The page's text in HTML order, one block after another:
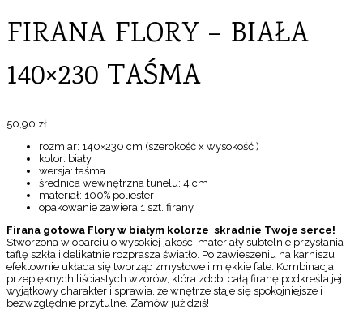
FIRANA FLORY – BIAŁA
140×230 TAŚMA
50,90 zł
rozmiar: 140×230 cm (szerokość x wysokość )
kolor: biały
wersja: taśma
średnica wewnętrzna tunelu: 4 cm
materiał: 100% poliester
opakowanie zawiera 1 szt. firany
Firana gotowa Flory w białym kolorze skradnie Twoje serce!
Stworzona w oparciu o wysokiej jakości materiały subtelnie przysłania
taflę szkła i delikatnie rozprasza światło. Po zawieszeniu na karniszu
efektownie układa się tworząc zmysłowe i miękkie fale. Kombinacja
przepięknych liściastych wzorów, która zdobi całą firanę podkreśla jej
wyjątkowy charakter i sprawia, że wnętrze staje się spokojniejsze i
bezwzględnie przytulne. Zamów już dziś!